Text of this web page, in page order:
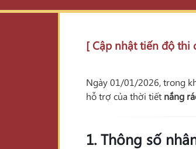
[ Cập nhật tiến độ thi
Ngày 01/01/2026, trong
hỗ trợ của thời tiết nắng
1. Thông số